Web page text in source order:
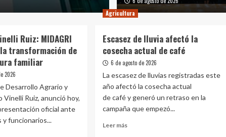
Ruiz: MIDAGRI
transformación de
familiar
2026
Desarrollo Agrario y
Vinelli Ruiz, anunció hoy,
oficial ante
y funcionarios...
Agricultura
Escasez de lluvia afectó la
cosecha actual de café
6 de agosto de 2026
La escasez de lluvias registradas este
año afectó la cosecha actual
de café y generó un retraso en la
campaña que empezó...
Leer más